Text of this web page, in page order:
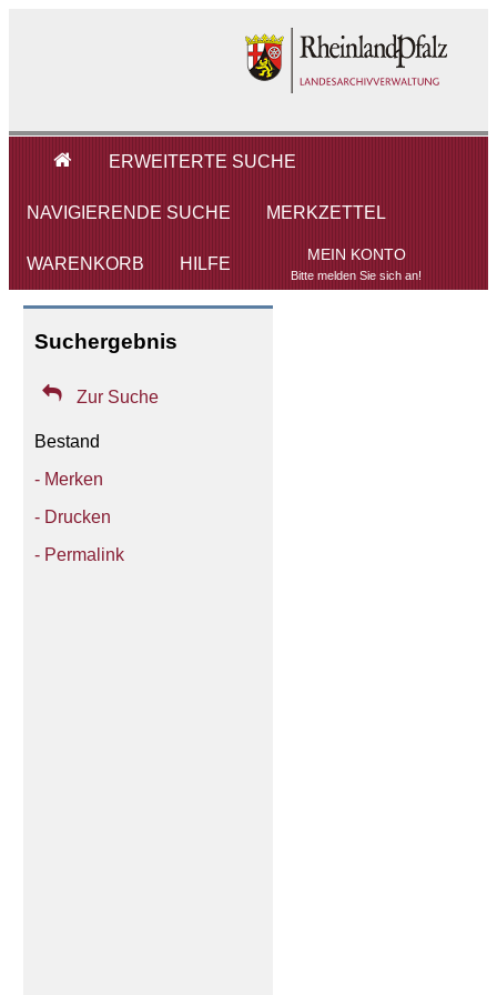
 ERWEITERTE SUCHE
NAVIGIERENDE SUCHE MERKZETTEL
WARENKORB HILFE MEIN KONTO
Bitte melden Sie sich an!